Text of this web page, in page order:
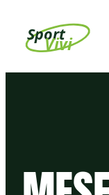
contenuto
Sport
Vivi